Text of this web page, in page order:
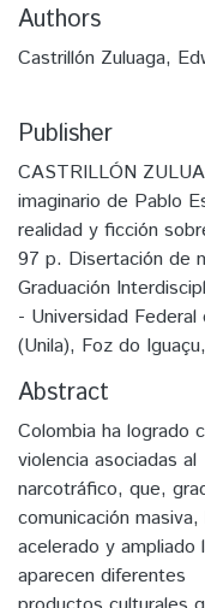
Authors
Castrillón Zuluaga,
Publisher
CASTRILLÓN
imaginario de Pablo
realidad y ficción
97 p. Disertación de
Graduación
- Universidad
(Unila), Foz do
Abstract
Colombia ha logrado
violencia asociadas al
narcotráfico, que,
comunicación masiva,
acelerado y ampliado
aparecen diferentes